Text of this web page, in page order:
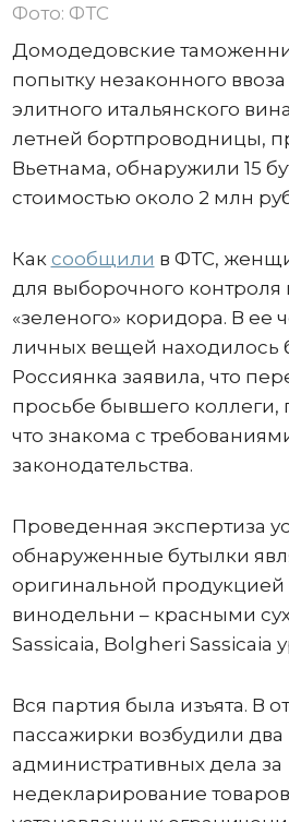
Фото: ФТС
Домодедовские
попытку незаконного
элитного итальянского
летней бортпроводницы,
Вьетнама, обнаружили 15
стоимостью около 2 млн
Как сообщили в ФТС,
для выборочного
«зеленого» коридора. В ее
личных вещей находилось
Россиянка заявила, что
просьбе бывшего коллеги,
что знакома с
законодательства.
Проведенная экспертиза
обнаруженные бутылки
оригинальной продукцией
винодельни – красными
Sassicaia, Bolgheri Sassicaia
Вся партия была изъята. В
пассажирки возбудили два
административных дела за
недекларирование